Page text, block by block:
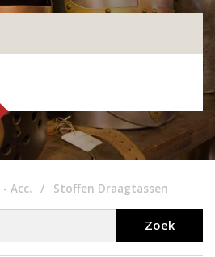
Acc. Stoffen Draagtassen
Zoek